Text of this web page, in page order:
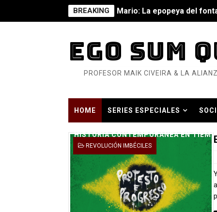
BREAKING Mario: La epopeya del
Pequeña Filmoteca
Que no nos aplaste el
Pokémon: La película
Un año para sobrevivir al
¿Estamos soñando con
Dioses y Monstruos:
Dioses y Monstruos:
EGO SUM
PROFESOR MAIK CIVEIRA & LA
HOME SERIES ESPECIALES
HISTORIA CONTEMPORÁNEA EN
REVOLUCIÓN IMBÉCILES